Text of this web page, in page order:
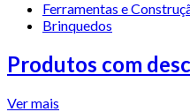
Ferramentas e
Brinquedos
Produtos com
Ver mais